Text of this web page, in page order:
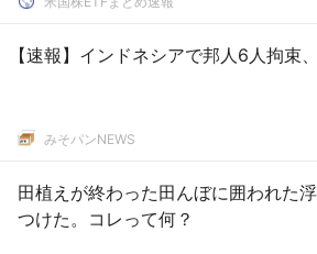
【速報】インドネシアで邦人6人拘束
みそパンNEWS
田植えが終わった田んぼに囲われた
つけた。コレって何？